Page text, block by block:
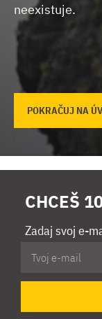
neexistuje.
POKRAČUJ NA
CHCEŠ
Zadaj svoj e-